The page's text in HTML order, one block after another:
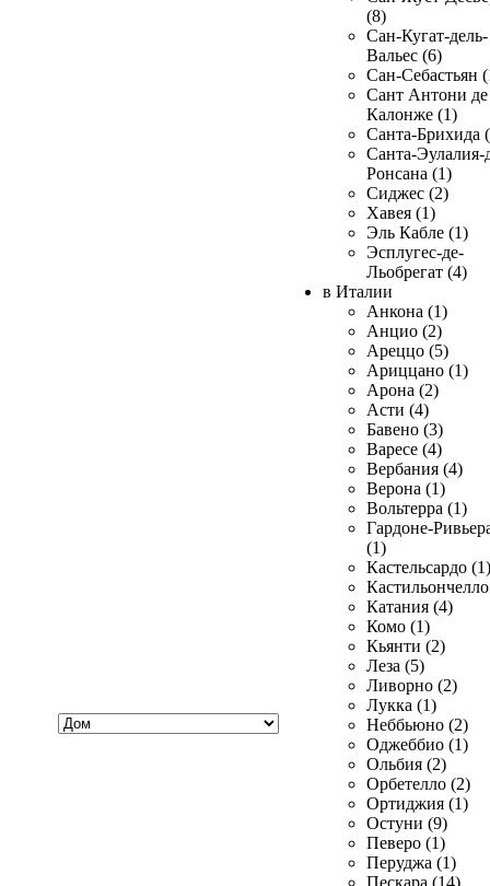
(8)
Сан-Кугат-дель-
Вальес (6)
Сан-Себастьян
Сант Антони де
Калонже (1)
Санта-Брихида
Санта-Эулалия-
Ронсана (1)
Сиджес (2)
Хавея (1)
Эль Кабле (1)
Эсплугес-де-
Льобрегат (4)
в Италии
Анкона (1)
Анцио (2)
Ареццо (5)
Ариццано (1)
Арона (2)
Асти (4)
Бавено (3)
Варесе (4)
Вербания (4)
Верона (1)
Вольтерра (1)
Гардоне-
(1)
Кастельсардо (1)
Катания (4)
Комо (1)
Кьянти (2)
Леза (5)
Ливорно (2)
Лукка (1)
Неббьюно (2)
Оджеббио (1)
Ольбия (2)
Орбетелло (2)
Ортиджия (1)
Остуни (9)
Певеро (1)
Перуджа (1)
Пескара (14)